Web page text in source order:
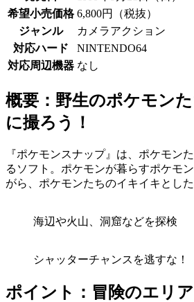
希望小売価格 6,800円（税抜）
ジャンル
カメラアクション
対応ハード
NINTENDO64
対応周辺機器 なし
概要：野生のポケモン
に撮ろう！
『ポケモンスナップ』は、ポケモン
るソフト。ポケモンが暮らすポケモ
がら、ポケモンたちのイキイキとし
海辺や火山、洞窟などを探検
シャッターチャンスを逃すな！
ポイント：冒険のエリ